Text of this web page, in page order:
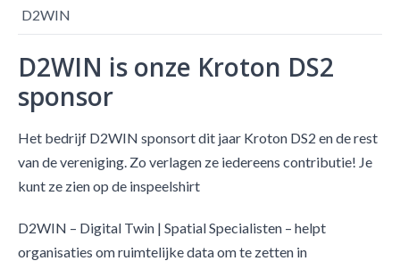
D2WIN
D2WIN is onze Kroton DS2
sponsor
Het bedrijf D2WIN sponsort dit jaar Kroton DS2 en de rest
van de vereniging. Zo verlagen ze iedereens contributie! Je
kunt ze zien op de inspeelshirt
D2WIN – Digital Twin | Spatial Specialisten – helpt
organisaties om ruimtelijke data om te zetten in